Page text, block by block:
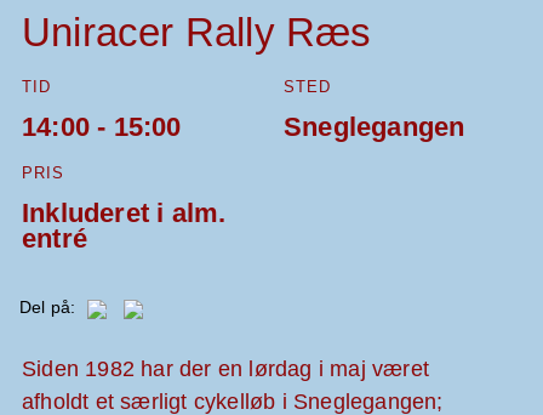
content
Uniracer Rally Ræs
TID
14:00 - 15:00
STED
Sneglegangen
PRIS
Inkluderet i alm.
entré
Del på:
Siden 1982 har der en lørdag i maj været
afholdt et særligt cykelløb i Sneglegangen;